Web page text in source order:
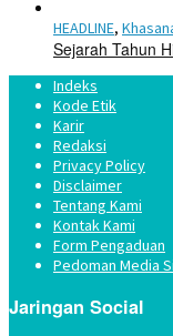
HEADLINE,
Sejarah Tahun
Indeks
Kode Etik
Karir
Redaksi
Privacy Policy
Disclaimer
Tentang Kami
Kontak Kami
Form Pengaduan
Pedoman Media
Jaringan Social